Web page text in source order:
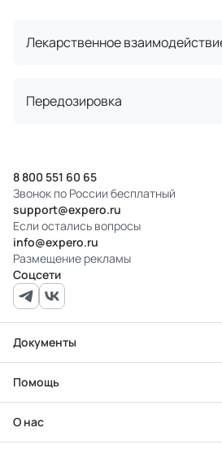
Лекарственное
Передозировка
8 800 551 60 65
Звонок по России бесплатный
support@expero.ru
Если остались вопросы
info@expero.ru
Размещение рекламы
Соцсети
Документы
Помощь
О нас